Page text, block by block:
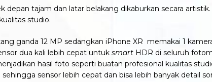
depan tajam dan latar belakang dikaburkan secara
studio.
ganda 12 MP sedangkan iPhone XR memakai 1
dua kali lebih cepat untuk smart HDR di seluruh
hasil foto seperti buatan profesional kualitas
sensor lebih cepat dan bisa lebih banyak detail